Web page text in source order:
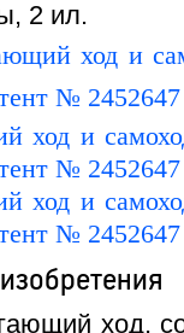
2 ил.
ход,